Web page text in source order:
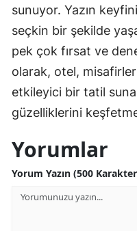
sunuyor. Yazın
seçkin bir şekilde
pek çok fırsat ve
olarak, otel,
etkileyici bir tatil
güzelliklerini
Yorumlar
Yorum Yazın (500